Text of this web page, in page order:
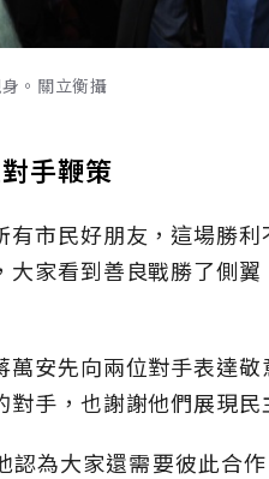
。關立衡攝
手鞭策
市民好朋友，這場勝
大家看到善良戰勝了側
萬安先向兩位對手表達
對手，也謝謝他們展現
認為大家還需要彼此合